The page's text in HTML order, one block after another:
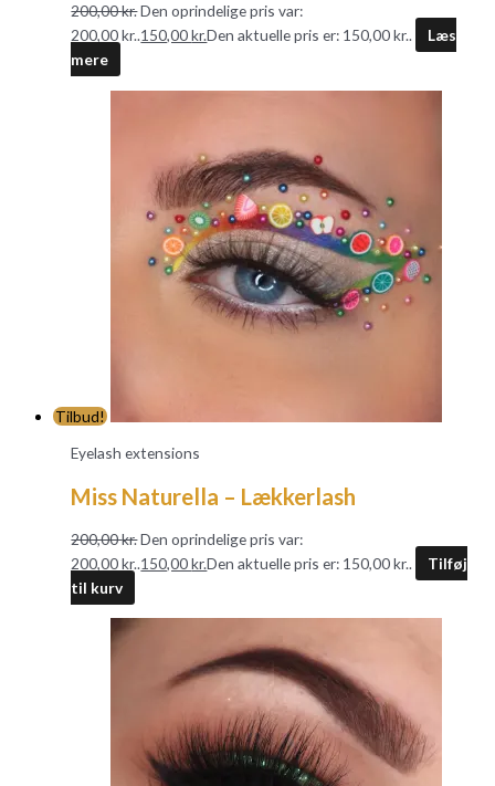
200,00kr.Den oprindelige pris var:
200,00 kr..150,00kr.Den aktuelle pris er: 150,00 kr..
Læs
mere
Tilbud!
Eyelash extensions
Miss Naturella – Lækkerlash
200,00kr.Den oprindelige pris var:
200,00 kr..150,00kr.Den aktuelle pris er: 150,00 kr..
Tilføj
til kurv